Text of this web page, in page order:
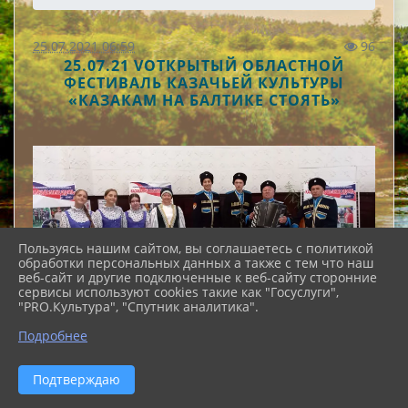
25.07.2021 06:59 96
25.07.21 VОТКРЫТЫЙ ОБЛАСТНОЙ
ФЕСТИВАЛЬ КАЗАЧЬЕЙ КУЛЬТУРЫ
«КАЗАКАМ НА БАЛТИКЕ СТОЯТЬ»
Пользуясь нашим сайтом, вы соглашаетесь с политикой
обработки персональных данных а также с тем что наш
веб-сайт и другие подключенные к веб-сайту сторонние
сервисы используют cookies такие как "Госуслуги",
"PRO.Культура", "Спутник аналитика".
Подробнее
Подтверждаю